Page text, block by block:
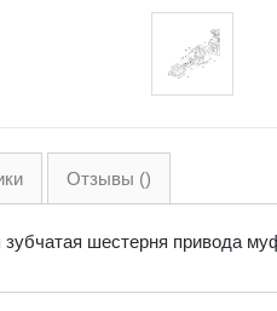
Отзывы ()
зубчатая шестерня привода